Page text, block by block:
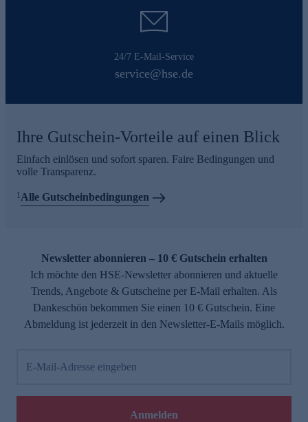
24/7 E-Mail-Service
service@hse.de
Ihre Gutschein-Vorteile auf einen Blick
Einfach einlösen und sofort sparen. Faire Bedingungen und
volle Transparenz.
1 Alle Gutscheinbedingungen
Newsletter abonnieren – 10 € Gutschein erhalten
Ich möchte den HSE-Newsletter abonnieren und aktuelle
Trends, Angebote & Gutscheine per E-Mail erhalten. Als
Dankeschön bekommen Sie einen 10 € Gutschein. Eine
Abmeldung ist jederzeit in den Newsletter-E-Mails möglich.
E-Mail-Adresse eingeben
Anmelden